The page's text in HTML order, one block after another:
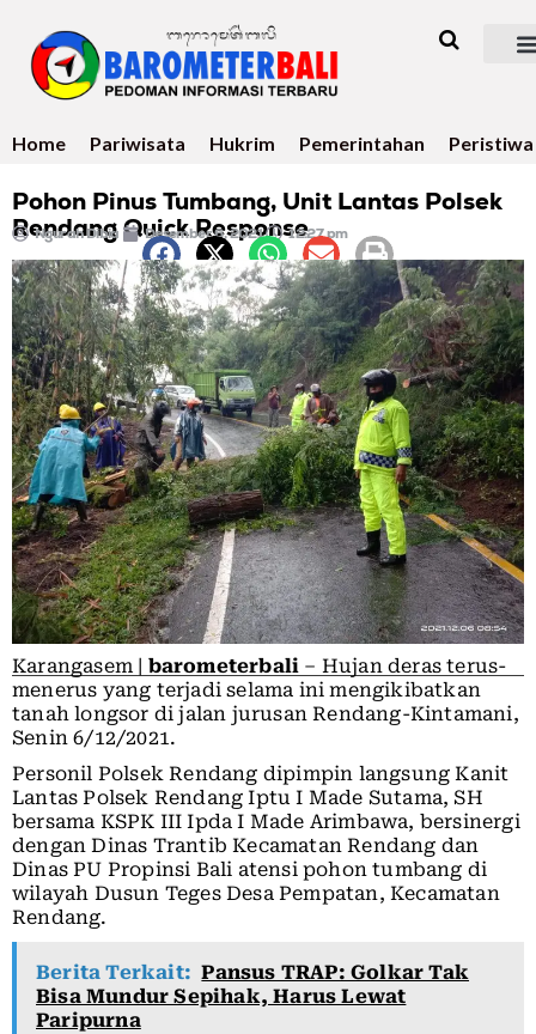
Home Pariwisata Hukrim Pemerintahan Peristiwa
Pohon Pinus Tumbang, Unit Lantas Polsek
Rendang Quick Response
Ngurah Dibia Desember 6, 2021 12:27 pm
Karangasem | barometerbali – Hujan deras terus-
menerus yang terjadi selama ini mengikibatkan
tanah longsor di jalan jurusan Rendang-Kintamani,
Senin 6/12/2021.
Personil Polsek Rendang dipimpin langsung Kanit
Lantas Polsek Rendang Iptu I Made Sutama, SH
bersama KSPK III Ipda I Made Arimbawa, bersinergi
dengan Dinas Trantib Kecamatan Rendang dan
Dinas PU Propinsi Bali atensi pohon tumbang di
wilayah Dusun Teges Desa Pempatan, Kecamatan
Rendang.
Berita Terkait: Pansus TRAP: Golkar Tak
Bisa Mundur Sepihak, Harus Lewat
Paripurna